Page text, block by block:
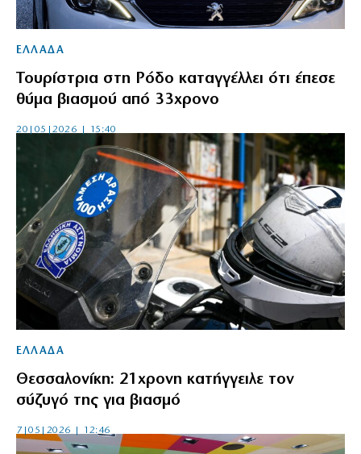
ΕΛΛΑΔΑ
Τουρίστρια στη Ρόδο καταγγέλλει ότι έπεσε
θύμα βιασμού από 33χρονο
20|05|2026 | 15:40
ΕΛΛΑΔΑ
Θεσσαλονίκη: 21χρονη κατήγγειλε τον
σύζυγό της για βιασμό
7|05|2026 | 12:46